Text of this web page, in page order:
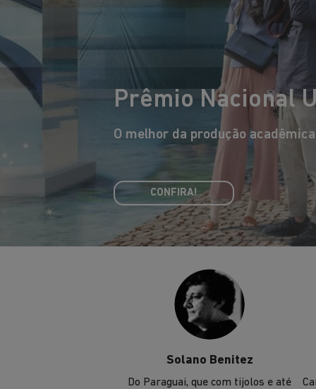
Prêmio Nacional
O melhor da produção
CONFIRA!
Eduardo Souto de Moura
O arquiteto português mais
premiado internacionalmente,
também vencedor do Prêmio
Pritzker (2011).
Solano Benitez
Do Paraguai, que com tijolos e até